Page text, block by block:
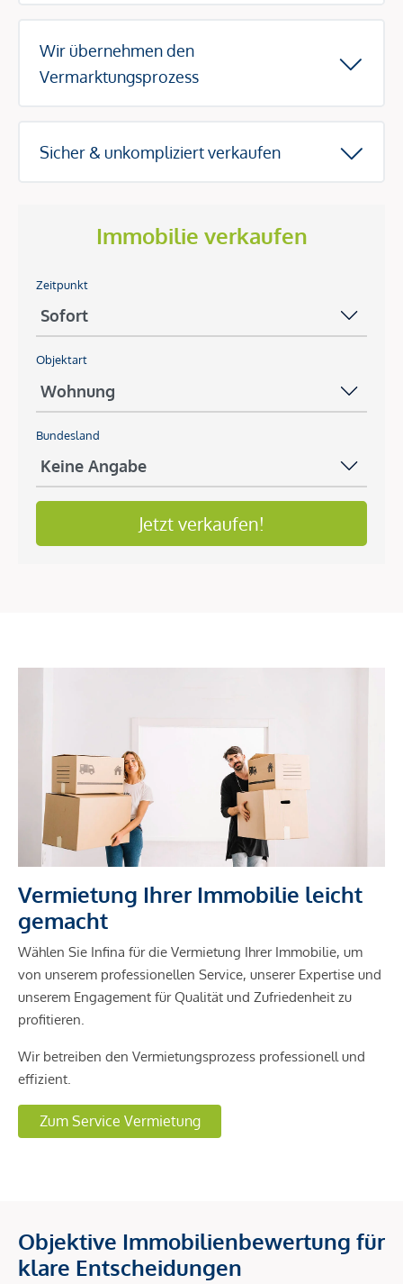
Wir übernehmen den
Vermarktungsprozess
Sicher & unkompliziert verkaufen
Immobilie verkaufen
Zeitpunkt
Objektart
Bundesland
Jetzt verkaufen!
Vermietung Ihrer Immobilie leicht
gemacht
Wählen Sie Infina für die Vermietung Ihrer Immobilie, um
von unserem professionellen Service, unserer Expertise und
unserem Engagement für Qualität und Zufriedenheit zu
profitieren.
Wir betreiben den Vermietungsprozess professionell und
effizient.
Zum Service Vermietung
Objektive Immobilienbewertung für
klare Entscheidungen